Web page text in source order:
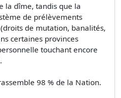
la dîme, tandis que la
de prélèvements
de mutation, banalités,
certaines provinces
touchant encore
98 % de la Nation.